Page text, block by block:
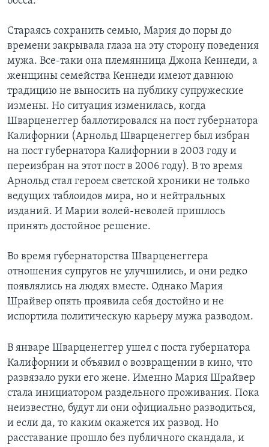
Стараясь сохранить семью, Мария до поры до
времени закрывала глаза на эту сторону поведения
мужа. Все-таки она племянница Джона Кеннеди, а
женщины семейства Кеннеди имеют давнюю
традицию не выносить на публику супружеские
измены. Но ситуация изменилась, когда
Шварценеггер баллотировался на пост губернатора
Калифорнии (Арнольд Шварценеггер был избран
на пост губернатора Калифорнии в 2003 году и
переизбран на этот пост в 2006 году). В то время
Арнольд стал героем светской хроники не только
ведущих таблоидов мира, но и нейтральных
изданий. И Марии волей-неволей пришлось
принять достойное решение.
Во время губернаторства Шварценеггера
отношения супругов не улучшились, и они редко
появлялись на людях вместе. Однако Мария
Шрайвер опять проявила себя достойно и не
испортила политическую карьеру мужа разводом.
В январе Шварценеггер ушел с поста губернатора
Калифорнии и объявил о возвращении в кино, что
развязало руки его жене. Именно Мария Шрайвер
стала инициатором раздельного проживания. Пока
неизвестно, будут ли они официально разводиться,
и если да, то каким окажется их развод. Но
расставание прошло без публичного скандала, и